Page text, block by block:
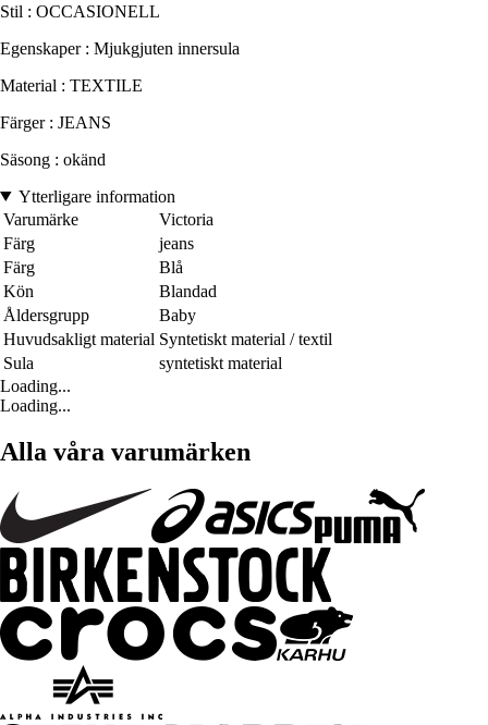
Stil : OCCASIONELL
Egenskaper : Mjukgjuten innersula
Material : TEXTILE
Färger : JEANS
Säsong : okänd
Ytterligare information
Varumärke
Victoria
Färg
jeans
Färg
Blå
Kön
Blandad
Åldersgrupp
Baby
Huvudsakligt material Syntetiskt material / textil
Sula
syntetiskt material
Loading...
Loading...
Alla våra varumärken